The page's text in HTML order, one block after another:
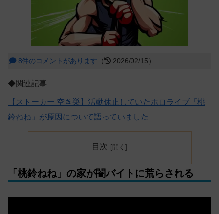
8件のコメントがあります （ 2026/02/15）
◆関連記事
【ストーカー 空き巣】活動休止していたホロライブ「桃
鈴ねね」が原因について語っていました
目次
「桃鈴ねね」の家が闇バイトに荒らされる